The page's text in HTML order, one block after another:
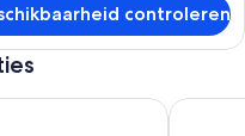
controleren
blanc, sea Super